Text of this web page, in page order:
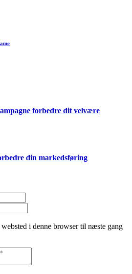
forbedre dit velvære
din markedsføring
i denne browser til næste gang